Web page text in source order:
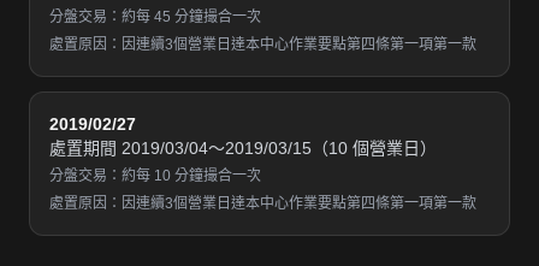
分盤交易：約每 45 分鐘撮合一次
處置原因：因連續3個營業日達本中心作業要點第四條第一項第一款
2019/02/27
處置期間 2019/03/04～2019/03/15（10 個營業日）
分盤交易：約每 10 分鐘撮合一次
處置原因：因連續3個營業日達本中心作業要點第四條第一項第一款